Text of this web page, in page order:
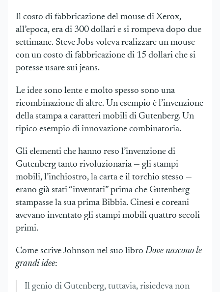
Il costo di fabbricazione del mouse di Xerox,
all’epoca, era di 300 dollari e si rompeva dopo due
settimane. Steve Jobs voleva realizzare un mouse
con un costo di fabbricazione di 15 dollari che si
potesse usare sui jeans.
Le idee sono lente e molto spesso sono una
ricombinazione di altre. Un esempio è l’invenzione
della stampa a caratteri mobili di Gutenberg. Un
tipico esempio di innovazione combinatoria.
Gli elementi che hanno reso l’invenzione di
Gutenberg tanto rivoluzionaria — gli stampi
mobili, l’inchiostro, la carta e il torchio stesso —
erano già stati “inventati” prima che Gutenberg
stampasse la sua prima Bibbia. Cinesi e coreani
avevano inventato gli stampi mobili quattro secoli
primi.
Come scrive Johnson nel suo libroDove nascono le
grandi idee:
Il genio di Gutenberg, tuttavia, risiedeva non